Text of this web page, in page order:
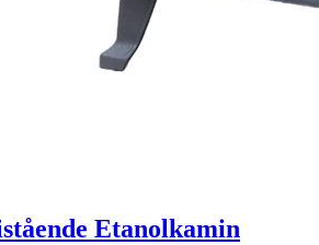
Etanolkamin